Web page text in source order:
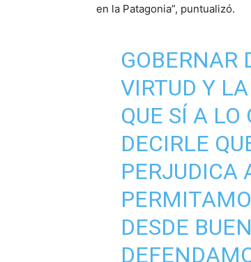
en la Patagonia”, puntualizó.
GOBERNAR
VIRTUD Y
QUE SÍ A LO
DECIRLE
PERJUDICA
DESDE